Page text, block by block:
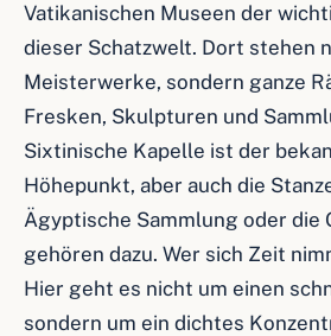
Vatikanischen Museen der
dieser Schatzwelt. Dort stehen
Meisterwerke, sondern ganze
Fresken, Skulpturen und
Sixtinische Kapelle ist der
Höhepunkt, aber auch die
Ägyptische Sammlung oder die
gehören dazu. Wer sich Zeit
Hier geht es nicht um einen
sondern um ein dichtes